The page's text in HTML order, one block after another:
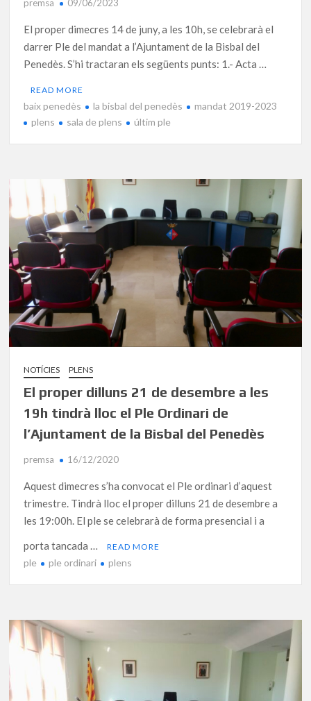
premsa 09/06/2023
El proper dimecres 14 de juny, a les 10h, se celebrarà el
darrer Ple del mandat a l’Ajuntament de la Bisbal del
Penedès. S’hi tractaran els següents punts: 1.- Acta …
READ MORE
baix penedès la bisbal del penedès
mandat 2019-2023
plens
sala de plens últim ple
NOTÍCIES PLENS
El proper dilluns 21 de desembre a les
19h tindrà lloc el Ple Ordinari de
l’Ajuntament de la Bisbal del Penedès
premsa 16/12/2020
Aquest dimecres s’ha convocat el Ple ordinari d’aquest
trimestre. Tindrà lloc el proper dilluns 21 de desembre a
les 19:00h. El ple se celebrarà de forma presencial i a
porta tancada …
READ MORE
ple ple ordinari plens